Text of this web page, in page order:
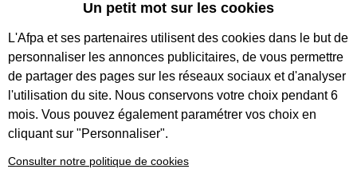
RÉALISER DES PRESTATIONS
MULTISERVICES EN
CORDONNERIE - BLOC DE
COMPÉTENCES DU TITRE
PROFESSIONNEL CORDONNIER
Un petit mot sur les cookies
L'Afpa et ses partenaires utilisent des cookies dans le but de
personnaliser les annonces publicitaires, de vous permettre
de partager des pages sur les réseaux sociaux et d'analyser
l'utilisation du site. Nous conservons votre choix pendant 6
mois. Vous pouvez également paramétrer vos choix en
cliquant sur "Personnaliser".
Consulter notre politique de cookies